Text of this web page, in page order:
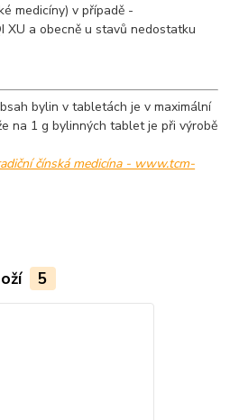
medicíny) v případě -
XU a obecně u stavů nedostatku
bylin v tabletách je v maximální
na 1 g bylinných tablet je při výrobě
čínská medicína - www.tcm-
5